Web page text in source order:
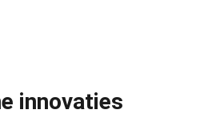
innovaties